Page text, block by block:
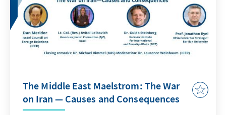
The Middle East Maelstrom: The War
on Iran — Causes and Consequences